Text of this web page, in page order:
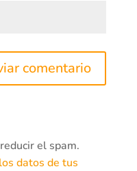
el spam.
datos de tus